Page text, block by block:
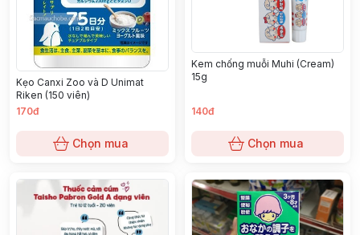
Kẹo Canxi Zoo và D Unimat
Riken (150 viên)
170đ
Chọn mua
Kem chống muỗi Muhi (Cream)
15g
140đ
Chọn mua